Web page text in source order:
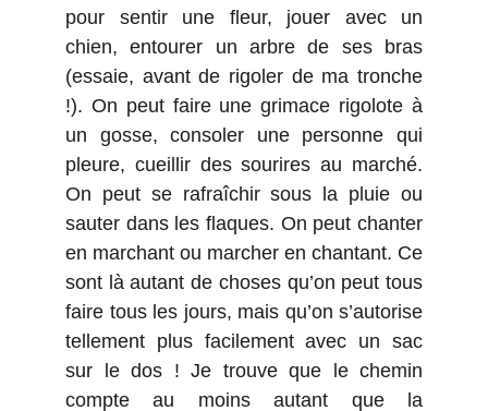
pour sentir une fleur, jouer avec un
chien, entourer un arbre de ses bras
(essaie, avant de rigoler de ma tronche
!). On peut faire une grimace rigolote à
un gosse, consoler une personne qui
pleure, cueillir des sourires au marché.
On peut se rafraîchir sous la pluie ou
sauter dans les flaques. On peut chanter
en marchant ou marcher en chantant. Ce
sont là autant de choses qu’on peut tous
faire tous les jours, mais qu’on s’autorise
tellement plus facilement avec un sac
sur le dos ! Je trouve que le chemin
compte au moins autant que la